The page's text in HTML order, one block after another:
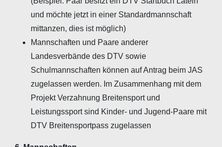
und möchte jetzt in einer Standardmannschaft
mittanzen, dies ist möglich)
Mannschaften und Paare anderer
Landesverbände des DTV sowie
Schulmannschaften können auf Antrag beim JAS
zugelassen werden. Im Zusammenhang mit dem
Projekt Verzahnung Breitensport und
Leistungssport sind Kinder- und Jugend-Paare mit
DTV Breitensportpass zugelassen